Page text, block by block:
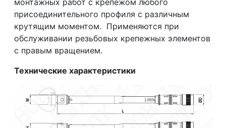
присоединительного профиля с различным
крутящим моментом. Применяются при
обслуживании резьбовых крепежных элементов
с правым вращением.
Технические характеристики